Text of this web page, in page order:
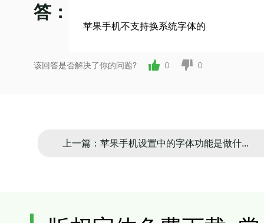
答：
苹果手机不支持换系统字体的
该回答是否解决了你的问题? 0 0
上一篇：苹果手机设置中的字体功能是做什...